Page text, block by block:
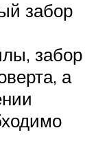
забор
забор
а